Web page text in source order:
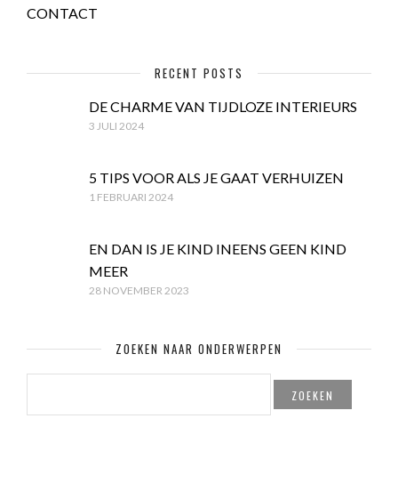
CONTACT
RECENT POSTS
DE CHARME VAN TIJDLOZE INTERIEURS
3 JULI 2024
5 TIPS VOOR ALS JE GAAT VERHUIZEN
1 FEBRUARI 2024
EN DAN IS JE KIND INEENS GEEN KIND
MEER
28 NOVEMBER 2023
ZOEKEN NAAR ONDERWERPEN
ZOEKEN